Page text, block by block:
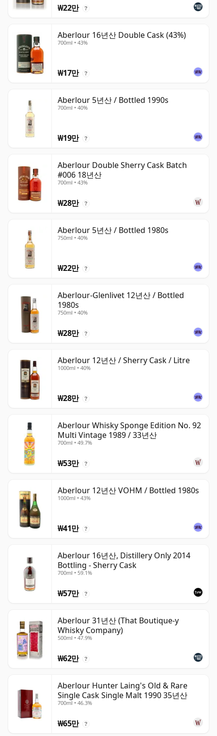
₩22만 ?
Aberlour 16년산 Double Cask (43%)
700ml • 43%
₩17만 ?
Aberlour 5년산 / Bottled 1990s
700ml • 40%
₩19만 ?
Aberlour Double Sherry Cask Batch
#006 18년산
700ml • 43%
₩28만 ?
Aberlour 5년산 / Bottled 1980s
750ml • 40%
₩22만 ?
Aberlour-Glenlivet 12년산 / Bottled
1980s
750ml • 40%
₩28만 ?
Aberlour 12년산 / Sherry Cask / Litre
1000ml • 40%
₩28만 ?
Aberlour Whisky Sponge Edition No. 92
Multi Vintage 1989 / 33년산
700ml • 49.7%
₩53만 ?
Aberlour 12년산 VOHM / Bottled 1980s
1000ml • 43%
₩41만 ?
Aberlour 16년산, Distillery Only 2014
Bottling - Sherry Cask
700ml • 59.1%
₩57만 ?
Aberlour 31년산 (That Boutique-y
Whisky Company)
500ml • 47.9%
₩62만 ?
Aberlour Hunter Laing's Old & Rare
Single Cask Single Malt 1990 35년산
700ml • 46.3%
₩65만 ?